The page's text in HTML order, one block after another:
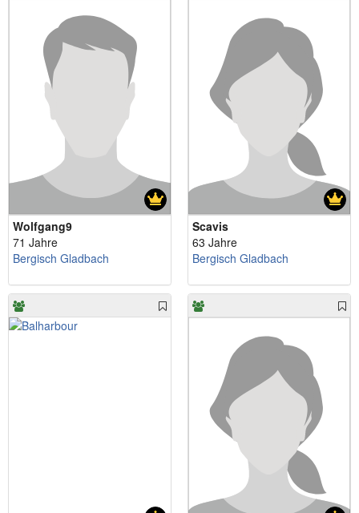
Wolfgang9
71 Jahre
Bergisch Gladbach
Scavis
63 Jahre
Bergisch Gladbach